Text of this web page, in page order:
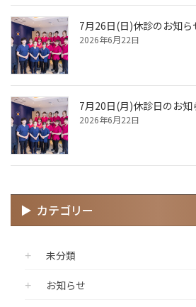
7月26日(日)休診のお知ら
2026年6月22日
7月20日(月)休診日のお知
2026年6月22日
カテゴリー
未分類
お知らせ